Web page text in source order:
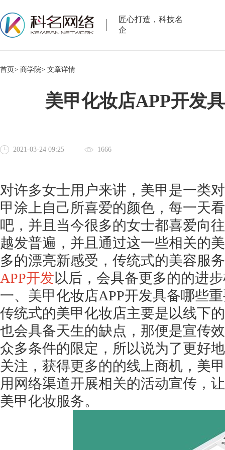
匠心打造，科技名
企
首页> 商学院> 文章详情
美甲化妆店APP开发
2021-03-24 09:25 1666
对许多女士用户来讲，美甲是一类
甲涂上自己所喜爱的颜色，每一天
吧，并且当今很多的女士都喜爱向
越发普遍，并且通过这一些相关的
多的漂亮新感受，传统式的美容服
APP开发以后，会具备更多的的进
一、美甲化妆店APP开发具备哪些
传统式的美甲化妆店主要是以线下
也会具备天生的缺点，那便是宣传
众多条件的限定，所以说为了更好
关注，获得更多的的线上商机，美
用网络渠道开展相关的活动宣传，
美甲化妆服务。